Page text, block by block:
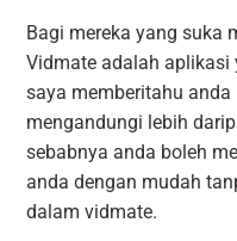
Bagi mereka yang suka
Vidmate adalah aplikasi
saya memberitahu
mengandungi lebih
sebabnya anda boleh
anda dengan mudah
dalam vidmate.